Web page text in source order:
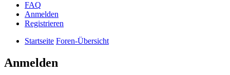
FAQ
Anmelden
Registrieren
Startseite Foren-Übersicht
Anmelden